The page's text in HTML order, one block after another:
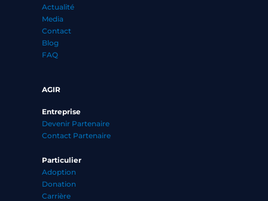
Actualité
Media
Contact
Blog
FAQ
AGIR
Entreprise
Devenir Partenaire
Contact Partenaire
Particulier
Adoption
Donation
Carrière